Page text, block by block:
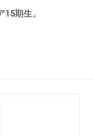
期生。